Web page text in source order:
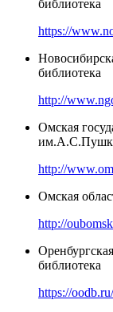
библиотека
https://
библиотека
http://
Омская
http://
Омская
http://
библиотека
https://oodb.ru/